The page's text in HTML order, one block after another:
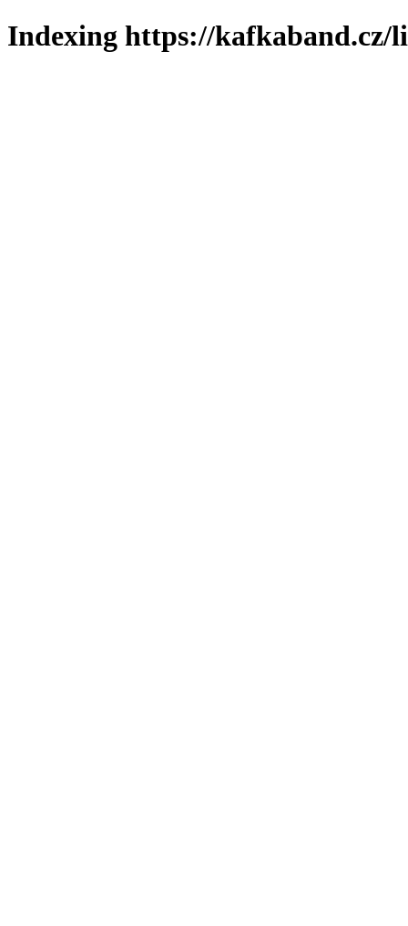
Indexing https://kafkaband.cz/